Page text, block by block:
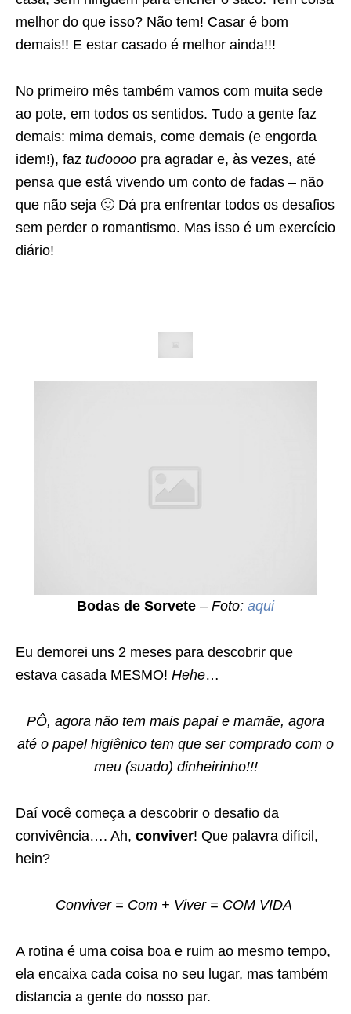
melhor do que isso? Não tem! Casar é bom
demais!! E estar casado é melhor ainda!!!
No primeiro mês também vamos com muita sede
ao pote, em todos os sentidos. Tudo a gente faz
demais: mima demais, come demais (e engorda
idem!), faz tudoooo pra agradar e, às vezes, até
pensa que está vivendo um conto de fadas – não
que não seja 🙂 Dá pra enfrentar todos os desafios
sem perder o romantismo. Mas isso é um exercício
diário!
Bodas de Sorvete – Foto: aqui
Eu demorei uns 2 meses para descobrir que
estava casada MESMO! Hehe…
PÔ, agora não tem mais papai e mamãe, agora
até o papel higiênico tem que ser comprado com o
meu (suado) dinheirinho!!!
Daí você começa a descobrir o desafio da
convivência…. Ah, conviver! Que palavra difícil,
hein?
Conviver = Com + Viver = COM VIDA
A rotina é uma coisa boa e ruim ao mesmo tempo,
ela encaixa cada coisa no seu lugar, mas também
distancia a gente do nosso par.